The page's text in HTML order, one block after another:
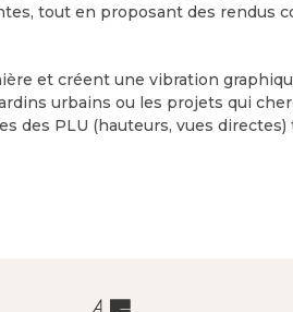
tout en proposant des rendus
et créent une vibration
urbains ou les projets qui
des PLU (hauteurs, vues